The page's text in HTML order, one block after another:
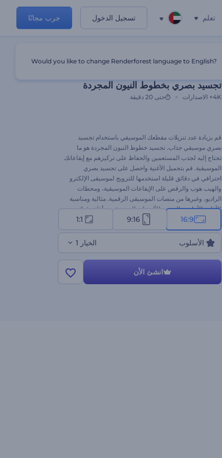
تعلم تسجيل الدخول جرب مجانًا
تجسيد بصري بخطوط النيون المجردة
4K+ الاصدارات حتى 20 دقيقة
قم بزيادة عدد تنزيلات مقطعك الموسيقي باستخدام تجسيد
بصري موسيقي جذاب. تجسيد خطوط النيون المجردة هو ما
تحتاج إليه لجذب المستعمين والحفاظ على تركيزهم مع إيقاعاتك
الموسيقية. قم بتحميل الأغنية واحصل على تجسيد بصري
احترافي في دقائق قليلة استخدمها للترويج لموسيقى الإلكترو
والهيب هوب والرقص على الإيقاعات الموسيقية، ومحطات
الراديو، وغيرها من منصات الموسيقى الرقمية. مثالية ومناسبة
للأغاني الأحادية والترويج للألبومات الموسيقية، وأغلفة قوائم
التشغيل، وغيرها من المشروعات. جرب الآن، مجانًا.
16:9
9:16
1:1
الأسلوب الخيار 1
انشئ الأن
Would you like to change Renderforest language to English?